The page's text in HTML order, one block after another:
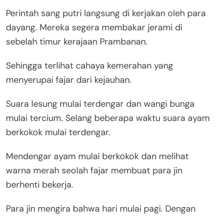
Perintah sang putri langsung di kerjakan oleh para
dayang. Mereka segera membakar jerami di
sebelah timur kerajaan Prambanan.
Sehingga terlihat cahaya kemerahan yang
menyerupai fajar dari kejauhan.
Suara lesung mulai terdengar dan wangi bunga
mulai tercium. Selang beberapa waktu suara ayam
berkokok mulai terdengar.
Mendengar ayam mulai berkokok dan melihat
warna merah seolah fajar membuat para jin
berhenti bekerja.
Para jin mengira bahwa hari mulai pagi. Dengan